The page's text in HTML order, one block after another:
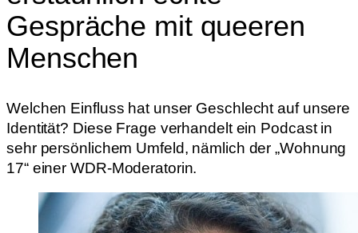
Gespräche mit queeren
Menschen
Welchen Einfluss hat unser Geschlecht auf unsere
Identität? Diese Frage verhandelt ein Podcast in
sehr persönlichem Umfeld, nämlich der „Wohnung
17“ einer WDR-Moderatorin.